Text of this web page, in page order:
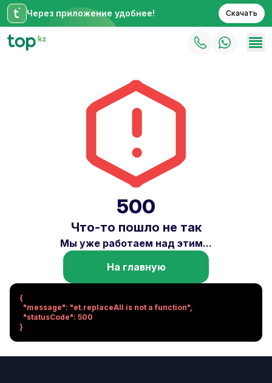
Через приложение удобнее! Скачать
500
Что-то пошло не так
Мы уже работаем над этим...
На главную
{
}